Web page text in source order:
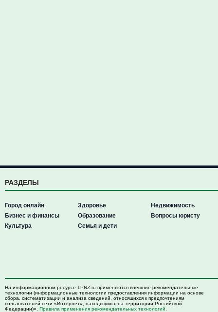
РАЗДЕЛЫ
Город онлайн
Бизнес и финансы
Культура
Здоровье
Образование
Семья и дети
Недвижимость
Вопросы юристу
На информационном ресурсе 1PNZ.ru применяются внешние рекомендательные
технологии (информационные технологии предоставления информации на основе
сбора, систематизации и анализа сведений, относящихся к предпочтениям
пользователей сети «Интернет», находящихся на территории Российской
Федерации)». Правила применения рекомендательных технологий